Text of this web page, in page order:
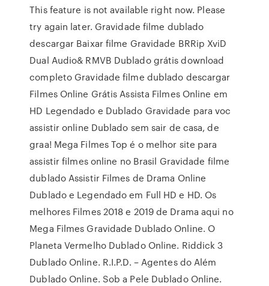
This feature is not available right now. Please
try again later. Gravidade filme dublado
descargar Baixar filme Gravidade BRRip XviD
Dual Audio& RMVB Dublado grátis download
completo Gravidade filme dublado descargar
Filmes Online Grátis Assista Filmes Online em
HD Legendado e Dublado Gravidade para voc
assistir online Dublado sem sair de casa, de
graa! Mega Filmes Top é o melhor site para
assistir filmes online no Brasil Gravidade filme
dublado Assistir Filmes de Drama Online
Dublado e Legendado em Full HD e HD. Os
melhores Filmes 2018 e 2019 de Drama aqui no
Mega Filmes Gravidade Dublado Online. O
Planeta Vermelho Dublado Online. Riddick 3
Dublado Online. R.I.P.D. – Agentes do Além
Dublado Online. Sob a Pele Dublado Online.